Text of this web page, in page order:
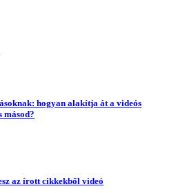
hogyan alakítja át a videós
az írott cikkekből videó